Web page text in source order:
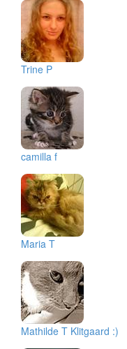
Trine P
camilla f
Maria T
Mathilde T Klitgaard :)